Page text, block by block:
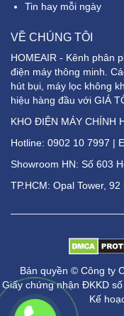
Tin hay mỗi ngày
VỀ CHÚNG TÔI
HOMEAIR - Kênh phân
điện máy thông minh.
hút bụi, máy lọc không
hiệu hàng đầu với GIÁ
KHO ĐIỆN MÁY CHÍNH
Hotline: 0902 10 7997 |
Showroom HN: Số 603
TP.HCM: Opal Tower,
Bản quyền © Công ty
Giấy chứng nhận ĐKKD
Kế